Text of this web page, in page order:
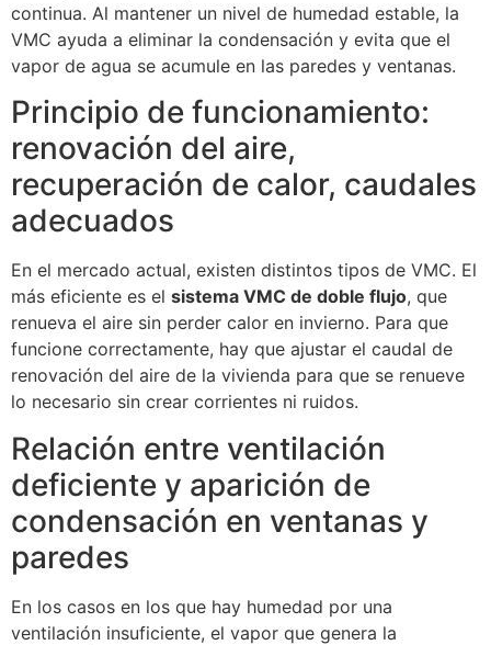
continua. Al mantener un nivel de humedad estable, la
VMC ayuda a eliminar la condensación y evita que el
vapor de agua se acumule en las paredes y ventanas.
Principio de funcionamiento:
renovación del aire,
recuperación de calor, caudales
adecuados
En el mercado actual, existen distintos tipos de VMC. El
más eficiente es el sistema VMC de doble flujo, que
renueva el aire sin perder calor en invierno. Para que
funcione correctamente, hay que ajustar el caudal de
renovación del aire de la vivienda para que se renueve
lo necesario sin crear corrientes ni ruidos.
Relación entre ventilación
deficiente y aparición de
condensación en ventanas y
paredes
En los casos en los que hay humedad por una
ventilación insuficiente, el vapor que genera la